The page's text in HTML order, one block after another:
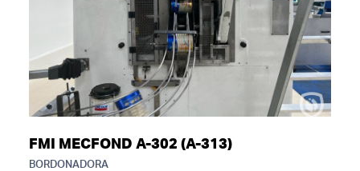
FMI MECFOND A-302 (A-313)
BORDONADORA